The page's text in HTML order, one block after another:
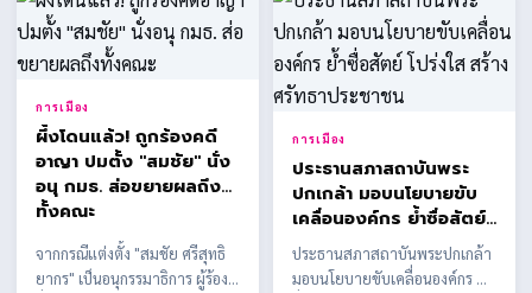
การเมือง
ผึ้งโดนแล้ว! ถูกร้องคดี
อาญา ปมตั้ง "สมชัย" นั่ง
อนุ กมธ. ส่อขยายผลถึง
ทั้งคณะ
จากกรณีแต่งตั้ง "สมชัย ศรีสุทธิ
ยากร" เป็นอนุกรรมาธิการ ผู้ร้อง
การเมือง
ประธานสภาสถาบันพระ
ปกเกล้า มอบนโยบายขับ
เคลื่อนองค์กร ย้ำซื่อสัตย์
โปร่งใส สร้างศรัทธา
ประชาชน
ประธานสภาสถาบันพระปกเกล้า
มอบนโยบายขับเคลื่อนองค์กร ย้ำ